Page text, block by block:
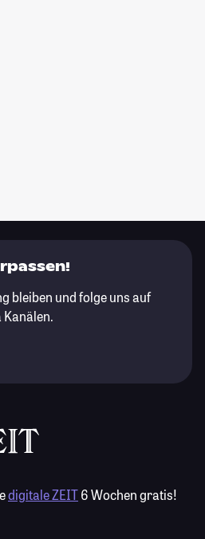
bleiben und folge uns auf
digitale ZEIT6 Wochen gratis!